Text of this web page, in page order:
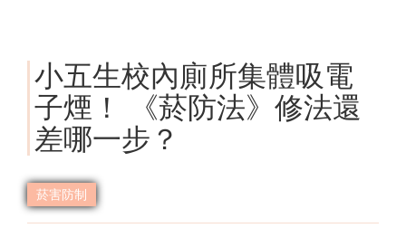
小五生校內廁所集體吸電
子煙！ 《菸防法》修法還
差哪一步？
菸害防制